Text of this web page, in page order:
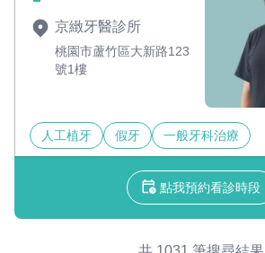
京緻牙醫診所
桃園市蘆竹區大新路123
號1樓
人工植牙 假牙 一般牙科治療
點我預約看診時段